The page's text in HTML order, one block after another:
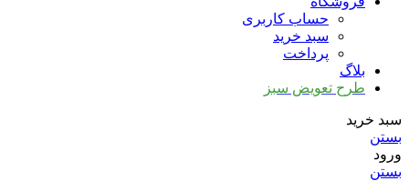
حساب کاربری
سبد خرید
پرداخت
بلاگ
طرح تعویض سبز
سبد خرید
بستن
ورود
بستن